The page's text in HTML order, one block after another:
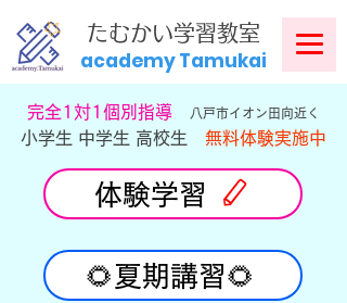
​たむかい学習教室
academy Tamukai
​完全1対1個別指導 八戸市イオン田向近く
小学生 中学生 高校生 無料体験実施中
体験学習
🌻夏期講習🌻